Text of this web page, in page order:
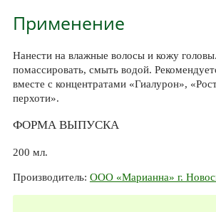
Применение
Нанести на влажные волосы и кожу
помассировать, смыть водой.
вместе с концентратами «Гиалурон»,
перхоти».
ФОРМА ВЫПУСКА
200 мл.
Производитель: ООО «Марианна» г.